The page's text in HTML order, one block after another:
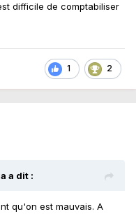
difficile de comptabiliser
1 2
a dit :
qu'on est mauvais. A